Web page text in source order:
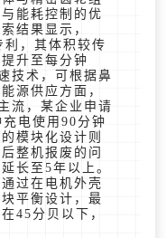
能耗控制的优
结果显示，
，其体积较传
升至每分钟
技术，可根据鼻
源供应方面，
流，某企业申请
电使用90分钟
模块化设计则
整机报废的问
长至5年以上。
过在电机外壳
平衡设计，最
45分贝以下，